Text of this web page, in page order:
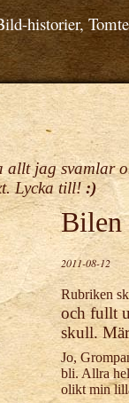
historier,
allt jag svamlar
Lycka till!:)
Bilen
2011-08-12
Rubriken
och fullt
skull.
Jo,
bli. Allra
olikt min